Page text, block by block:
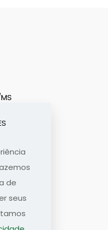
de
seus